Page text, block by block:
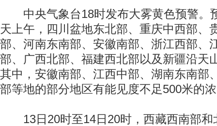
中央气象台18时发布大雾黄色预警。
天上午，四川盆地东北部、重庆中西部、
部、河南东南部、安徽南部、浙江西部、
部、广西北部、福建西北部以及新疆沿天
其中，安徽南部、江西中部、湖南东南部
部等地的部分地区有能见度不足500米的
13日20时至14日20时，西藏西南部和